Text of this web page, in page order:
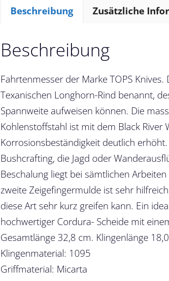
Beschreibung Zusätzliche
Beschreibung
Fahrtenmesser der Marke TOPS
Texanischen Longhorn-Rind benannt,
Spannweite aufweisen können. Die
Kohlenstoffstahl ist mit dem Black
Korrosionsbeständigkeit deutlich
Bushcrafting, die Jagd oder
Beschalung liegt bei sämtlichen
zweite Zeigefingermulde ist sehr
diese Art sehr kurz greifen kann. Ein
hochwertiger Cordura- Scheide mit
Gesamtlänge 32,8 cm. Klingenlänge
Klingenmaterial: 1095
Griffmaterial: Micarta